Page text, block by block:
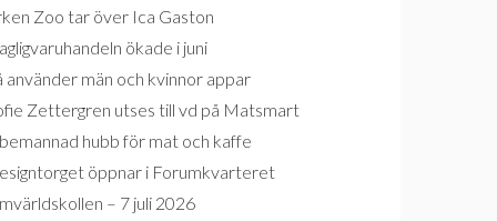
Zoo tar över Ica Gaston
ökade i juni
använder män och kvinnor appar
Zettergren utses till vd på Matsmart
hubb för mat och kaffe
öppnar i Forumkvarteret
– 7 juli 2026